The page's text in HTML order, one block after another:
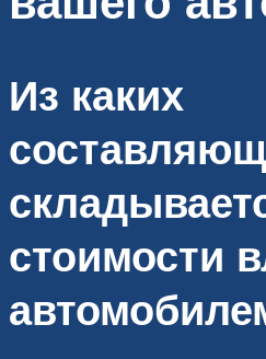
Из каких
стоимости